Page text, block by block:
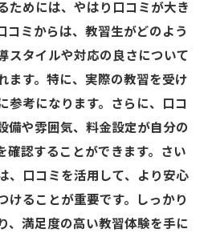
ためには、やはり口コミが大き
コミからは、教習生がどのよう
スタイルや対応の良さについて
ます。特に、実際の教習を受け
参考になります。さらに、口コ
備や雰囲気、料金設定が自分の
確認することができます。さい
、口コミを活用して、より安心
けることが重要です。しっかり
、満足度の高い教習体験を手に